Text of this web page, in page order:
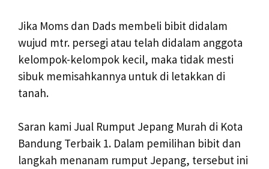
Jika Moms dan Dads membeli bibit didalam
wujud mtr. persegi atau telah didalam anggota
kelompok-kelompok kecil, maka tidak mesti
sibuk memisahkannya untuk di letakkan di
tanah.
Saran kami Jual Rumput Jepang Murah di Kota
Bandung Terbaik 1. Dalam pemilihan bibit dan
langkah menanam rumput Jepang, tersebut ini